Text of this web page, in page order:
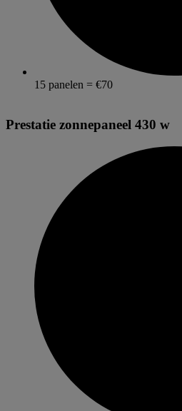
15 panelen = €70
Prestatie zonnepaneel 430 w